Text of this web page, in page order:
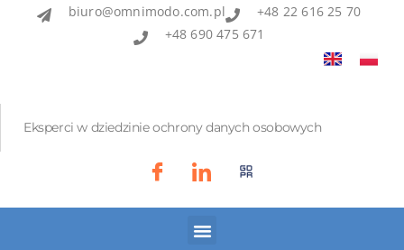
biuro@omnimodo.com.pl
+48 22 616 25 70
+48 690 475 671
Eksperci w dziedzinie ochrony danych osobowych